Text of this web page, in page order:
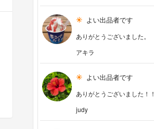
よい出品者です
ありがとうございました。
アキラ
よい出品者です
ありがとうございました！！
judy